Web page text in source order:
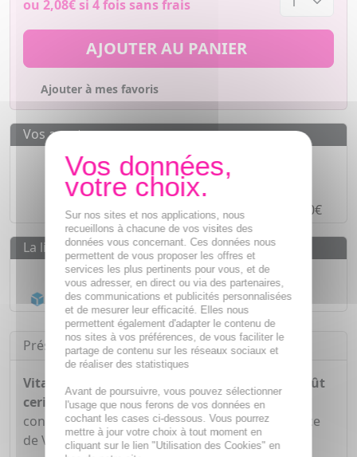
ou 2,08€si 4 fois sans frais
AJOUTER AU PANIER
Ajouter à mes favoris
Vos avantages
Des prixIMBATTABLES
Paiement en ligneSÉCURISÉ
Paiement en4 fois sans fraisà partir de 30€
La livraison
Livraison gratuite dès55€
Acheminement Chronoposten 24h*
Présentation
Vitavea Acérola 1000 comprimés à croquer goût
cerise x 60est un complément alimentaire qui
contribue à réduire la fatigue grâce à la présence
de Vitamine C.
Sur nos sites et nos applications, nous
recueillons à chacune de vos visites des
données vous concernant. Ces données nous
permettent de vous proposer les offres et
services les plus pertinents pour vous, et de
vous adresser, en direct ou via des partenaires,
des communications et publicités personnalisées
et de mesurer leur efficacité. Elles nous
permettent également d'adapter le contenu de
nos sites à vos préférences, de vous faciliter le
partage de contenu sur les réseaux sociaux et
de réaliser des statistiques
Avant de poursuivre, vous pouvez sélectionner
l'usage que nous ferons de vos données en
cochant les cases ci-dessous. Vous pourrez
mettre à jour votre choix à tout moment en
cliquant sur le lien "Utilisation des Cookies" en